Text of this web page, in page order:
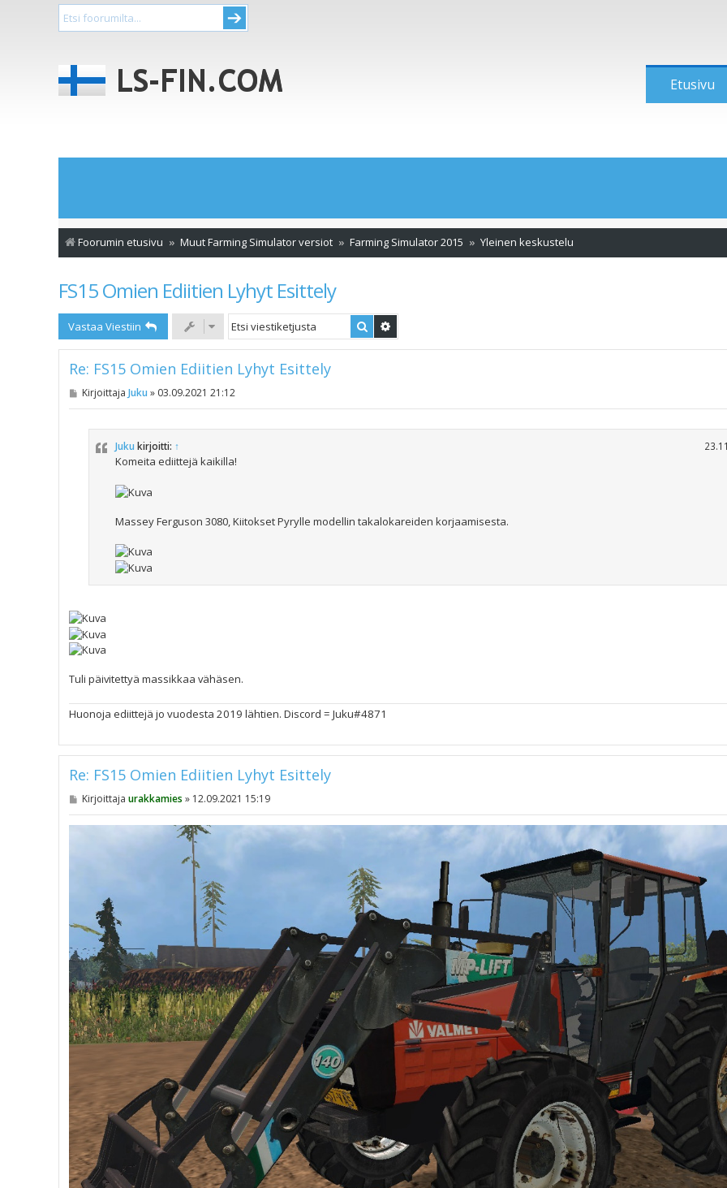
Etusivu
Foorumin etusivu Muut Farming Simulator versiot Farming Simulator 2015 Yleinen keskustelu
FS15 Omien Ediitien Lyhyt Esittely
Vastaa Viestiin Etsi
Re: FS15 Omien Ediitien Lyhyt Esittely
VKirjoittaja Juku » 03.09.2021 21:12
Juku kirjoitti: ↑
Komeita ediittejä kaikilla!
Massey Ferguson 3080, Kiitokset Pyrylle modellin takalokareiden korjaamisesta.
Tuli päivitettyä massikkaa vähäsen.
Huonoja ediittejä jo vuodesta 2019 lähtien. Discord = Juku#4871
Re: FS15 Omien Ediitien Lyhyt Esittely
VKirjoittaja urakkamies » 12.09.2021 15:19